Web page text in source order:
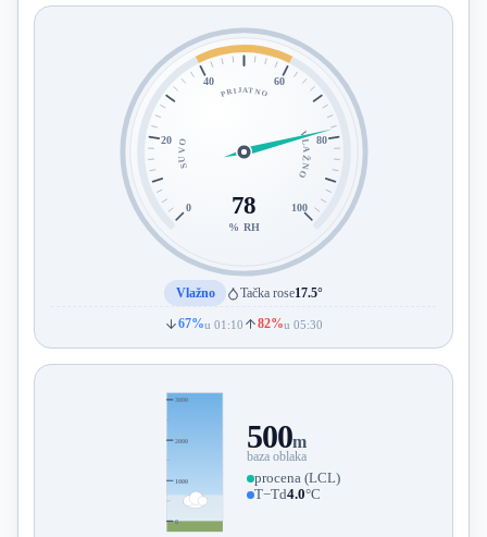
0
20
40 60
80
100
SUVO
PRIJATNO
VLAŽNO
78
% RH
Vlažno Tačka rose17.5°
67%u 01:10 82%u 05:30
0
1000
2000
3000
500m
baza oblaka
procena (LCL)
T−Td4.0°C